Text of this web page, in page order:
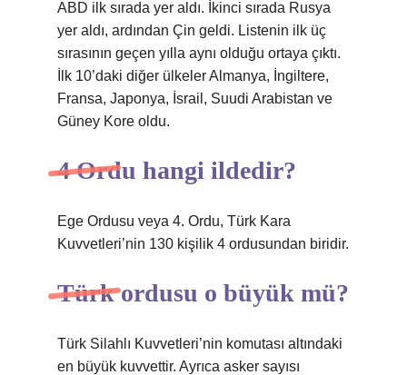
ABD ilk sırada yer aldı. İkinci sırada Rusya
yer aldı, ardından Çin geldi. Listenin ilk üç
sırasının geçen yılla aynı olduğu ortaya çıktı.
İlk 10’daki diğer ülkeler Almanya, İngiltere,
Fransa, Japonya, İsrail, Suudi Arabistan ve
Güney Kore oldu.
4 Ordu hangi ildedir?
Ege Ordusu veya 4. Ordu, Türk Kara
Kuvvetleri’nin 130 kişilik 4 ordusundan biridir.
Türk ordusu o büyük mü?
Türk Silahlı Kuvvetleri’nin komutası altındaki
en büyük kuvvettir. Ayrıca asker sayısı